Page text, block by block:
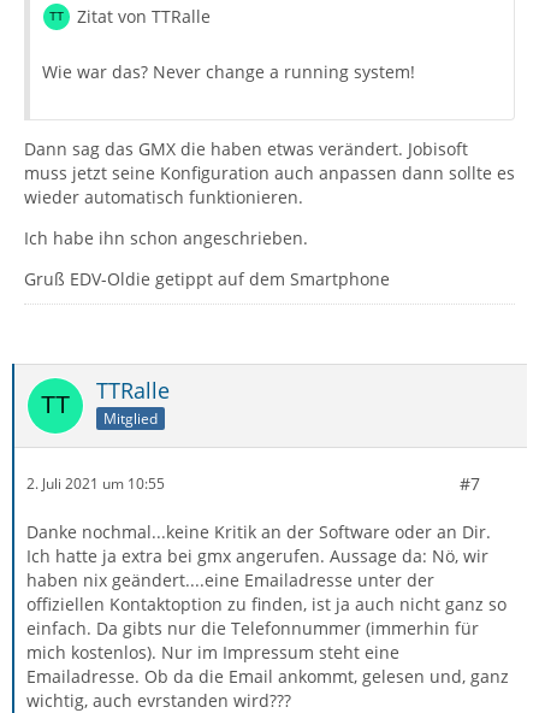
Zitat von TTRalle
Wie war das? Never change a running system!
Dann sag das GMX die haben etwas verändert. Jobisoft
muss jetzt seine Konfiguration auch anpassen dann sollte es
wieder automatisch funktionieren.
Ich habe ihn schon angeschrieben.
Gruß EDV-Oldie getippt auf dem Smartphone
TTRalle
Mitglied
2. Juli 2021 um 10:55 #7
Danke nochmal...keine Kritik an der Software oder an Dir.
Ich hatte ja extra bei gmx angerufen. Aussage da: Nö, wir
haben nix geändert....eine Emailadresse unter der
offiziellen Kontaktoption zu finden, ist ja auch nicht ganz so
einfach. Da gibts nur die Telefonnummer (immerhin für
mich kostenlos). Nur im Impressum steht eine
Emailadresse. Ob da die Email ankommt, gelesen und, ganz
wichtig, auch evrstanden wird???